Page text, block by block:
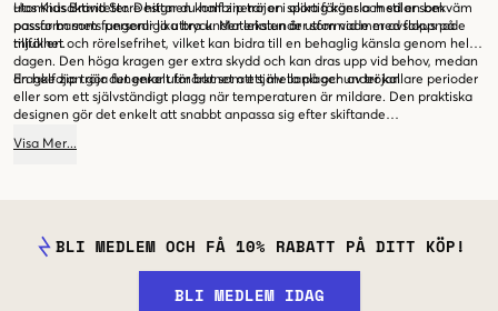
utomhusaktiviteter. Designen kombinerar en sportig känsla med en bekväm
passform som fungerar lika bra under lekstunder som vid mer avslappnade
tillfällen.
Hos Kids Brand Store hittar du half zip tröjor i olika färger och stilar som
passar barnets personliga uttryck. Materialen är utformade med fokus på
mjukhet och rörelsefrihet, vilket kan bidra till en behaglig känsla genom hela
dagen. Den höga kragen ger extra skydd och kan dras upp vid behov, medan
dragkedjan gör det enkelt för barnet att själv ta på och av tröjan.
En half zip tröja fungerar utmärkt som ett mellanlager under kallare perioder
eller som ett självständigt plagg när temperaturen är mildare. Den praktiska
designen gör det enkelt att snabbt anpassa sig efter skiftande
fritidsaktiviteter. Oavsett om det handlar om en aktiv dag på lekplatsen eller
Visa Mer...
BLI MEDLEM OCH FÅ 10% RABATT PÅ DITT KÖP!
BLI MEDLEM IDAG